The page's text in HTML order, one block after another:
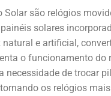
Solar são relógios
solares
e artificial,
o funcionamento do
necessidade de trocar
os relógios